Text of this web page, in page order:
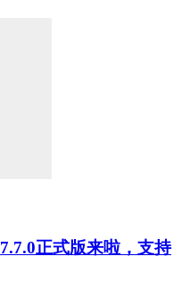
正式版来啦，支持